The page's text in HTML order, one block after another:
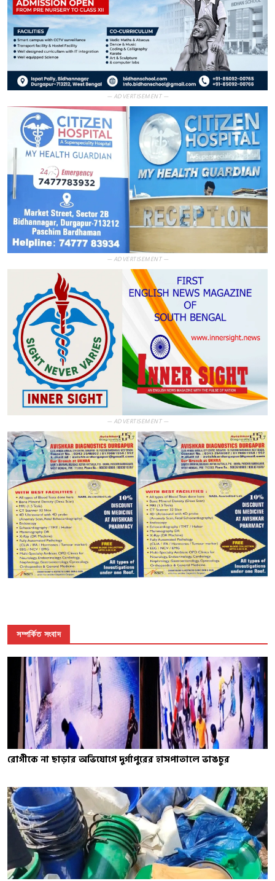
— ADVERTISEMENT —
— ADVERTISEMENT —
— ADVERTISEMENT —
সম্পর্কিত সংবাদ
রোগীকে না ছাড়ার অভিযোগে দুর্গাপুরের হাসপাতালে ভাঙচুর